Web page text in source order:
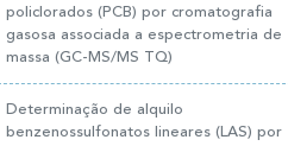
policlorados (PCB) por cromatografia
gasosa associada a espectrometria de
massa (GC-MS/MS TQ)
Determinação de alquilo
benzenossulfonatos lineares (LAS) por